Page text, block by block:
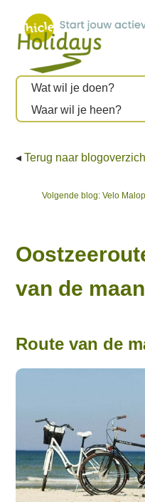
◂ Terug naar
navigatie
Volgende blog: Next
Velo
van de
Route van de